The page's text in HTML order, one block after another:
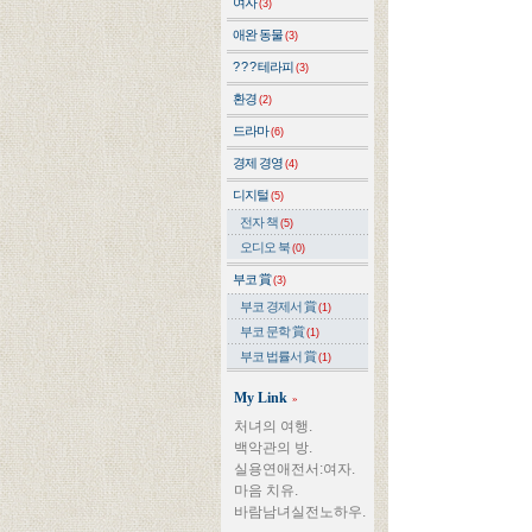
(3)
애완 동물(3)
? ? ? 테라피 (3)
환경 (2)
드라마(6)
경제 경영 (4)
디지털 (5)
전자 책 (5)
오디오 북 (0)
부코 賞(3)
부코 경제서 賞(1)
부코 문학 賞(1)
부코 법률서 賞(1)
My Link »
처녀의 여행.
백악관의 방.
실용연애전서:여자.
마음 치유.
바람남녀실전노하우.